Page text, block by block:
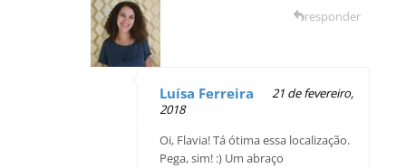
Luísa Ferreira
21 de fevereiro,
2018
Oi, Flavia! Tá ótima essa localização.
Pega, sim! :) Um abraço
responder